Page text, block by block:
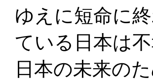
ゆえに短命に
ている日本は
日本の未来の